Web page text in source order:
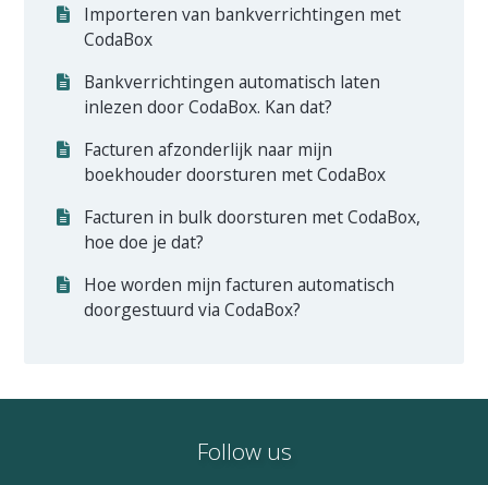
Importeren van bankverrichtingen met
CodaBox
Bankverrichtingen automatisch laten
inlezen door CodaBox. Kan dat?
Facturen afzonderlijk naar mijn
boekhouder doorsturen met CodaBox
Facturen in bulk doorsturen met CodaBox,
hoe doe je dat?
Hoe worden mijn facturen automatisch
doorgestuurd via CodaBox?
Follow us